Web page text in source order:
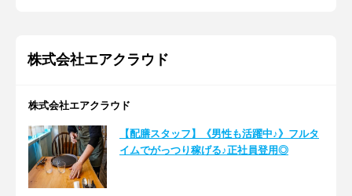
株式会社エアクラウド
株式会社エアクラウド
【配膳スタッフ】《男性も活躍中♪》フルタ
イムでがっつり稼げる♪正社員登用◎